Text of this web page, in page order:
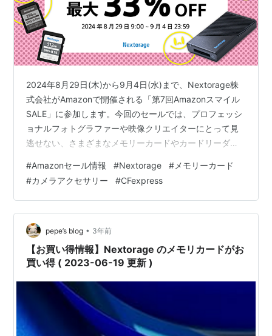
2024年8月29日(木)から9月4日(水)まで、Nextorage株
式会社がAmazonで開催される「第7回Amazonスマイル
SALE」に参加します。今回のセールでは、プロフェッシ
ョナルフォトグラファーや映像クリエイターにとって見
逃せない、さまざまなメモリーカードやカードリーダー
CFexpress 4.0に対応した製品や、最高のパフォーマンス
を誇る「NX-A1PROシリーズ」など、魅力的な商品が数
多くラインナップされています。 AmazonスマイルSALE
概要 セール期間 おすすめ製品の詳細と割引率 NX-
A1PROシリーズ – 高速連写撮…
#Amazonセール情報 #Nextorage # メモリーカード
#カメラアクセサリー #CFexpress
pepe’s blog • 3年前
【お買い得情報】Nextorage のメモリカードがお
買い得 ( 2023-06-19 更新 )